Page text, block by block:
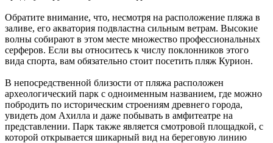
Обратите внимание, что, несмотря на расположение пляжа в
заливе, его акватория подвластна сильным ветрам. Высокие
волны собирают в этом месте множество профессиональных
серферов. Если вы относитесь к числу поклонников этого
вида спорта, вам обязательно стоит посетить пляж Курион.
В непосредственной близости от пляжа расположен
археологический парк с одноименным названием, где можно
побродить по историческим строениям древнего города,
увидеть дом Ахилла и даже побывать в амфитеатре на
представлении. Парк также является смотровой площадкой, с
которой открывается шикарный вид на береговую линию